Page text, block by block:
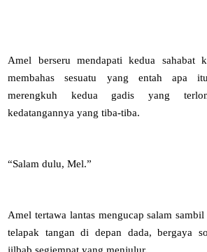
Amel berseru mendapati kedua sahabat
membahas sesuatu yang entah apa
merengkuh kedua gadis yang
kedatangannya yang tiba-tiba.
“Salam dulu, Mel.”
Amel tertawa lantas mengucap salam
telapak tangan di depan dada, bergaya
jilbab segiempat yang menjulur.